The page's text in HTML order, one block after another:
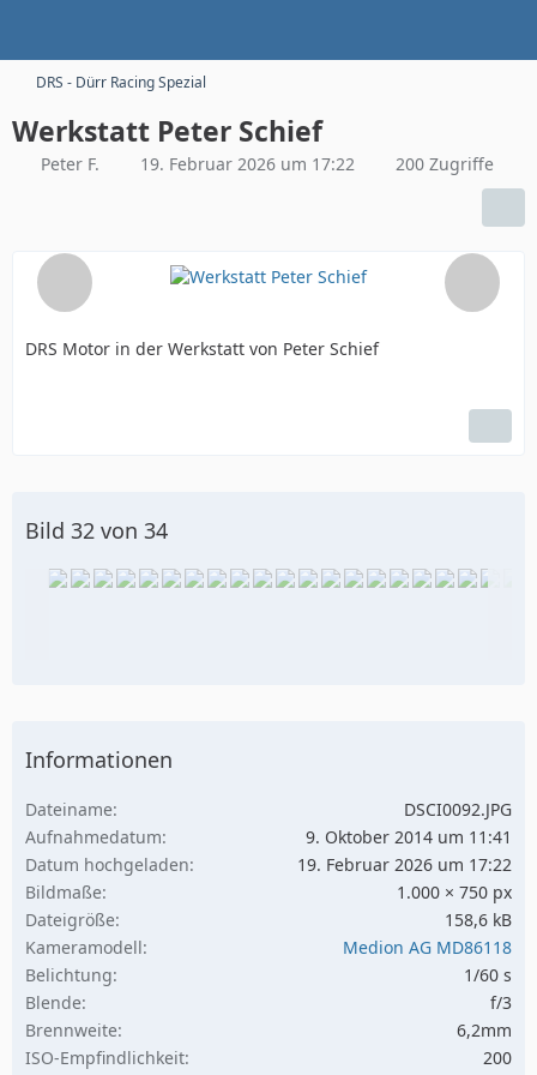
DRS - Dürr Racing Spezial
Werkstatt Peter Schief
Peter F. 19. Februar 2026 um 17:22 200 Zugriffe
DRS Motor in der Werkstatt von Peter Schief
Bild 32 von 34
Informationen
Dateiname
DSCI0092.JPG
Aufnahmedatum
9. Oktober 2014 um 11:41
Datum hochgeladen
19. Februar 2026 um 17:22
Bildmaße
1.000 × 750 px
Dateigröße
158,6 kB
Kameramodell
Medion AG MD86118
Belichtung
1/60 s
Blende
f/3
Brennweite
6,2mm
ISO-Empfindlichkeit
200